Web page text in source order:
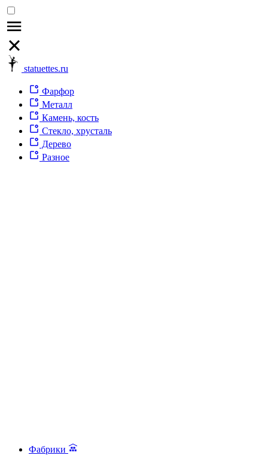
statuettes.ru
Фарфор
Металл
Камень, кость
Стекло, хрусталь
Дерево
Разное
Фабрики